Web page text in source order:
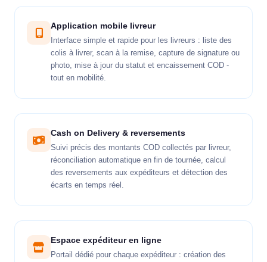
Application mobile livreur
Interface simple et rapide pour les livreurs : liste des
colis à livrer, scan à la remise, capture de signature ou
photo, mise à jour du statut et encaissement COD -
tout en mobilité.
Cash on Delivery & reversements
Suivi précis des montants COD collectés par livreur,
réconciliation automatique en fin de tournée, calcul
des reversements aux expéditeurs et détection des
écarts en temps réel.
Espace expéditeur en ligne
Portail dédié pour chaque expéditeur : création des